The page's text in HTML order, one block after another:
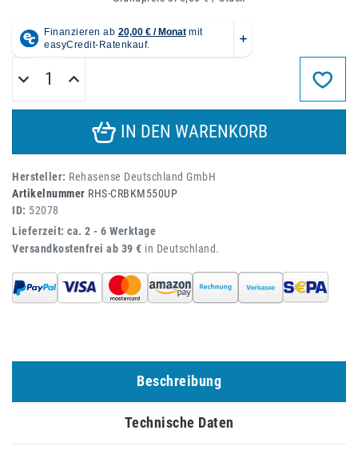
IN DEN WARENKORB
Hersteller: Rehasense Deutschland GmbH
Artikelnummer RHS-CRBKM550UP
ID: 52078
Lieferzeit: ca. 2 - 6 Werktage
Versandkostenfrei ab 39 € in Deutschland.
Beschreibung
Technische Daten